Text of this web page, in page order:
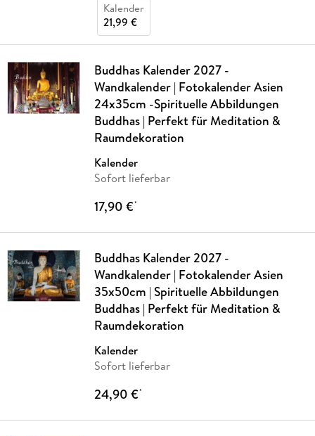
Kalender
21,99 €
Buddhas Kalender 2027 -
Wandkalender | Fotokalender Asien
24x35cm -Spirituelle Abbildungen
Buddhas | Perfekt für Meditation &
Raumdekoration
Kalender
Sofort lieferbar
17,90 €*
Buddhas Kalender 2027 -
Wandkalender | Fotokalender Asien
35x50cm | Spirituelle Abbildungen
Buddhas | Perfekt für Meditation &
Raumdekoration
Kalender
Sofort lieferbar
24,90 €*